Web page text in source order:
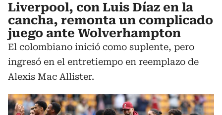
Liverpool, con Luis Díaz en la
cancha, remonta un complicado
juego ante Wolverhampton
El colombiano inició como suplente, pero
ingresó en el entretiempo en reemplazo de
Alexis Mac Allister.